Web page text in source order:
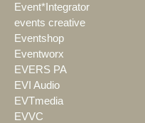
Event*Integrator
events creative
Eventshop
Eventworx
EVERS PA
EVI Audio
EVTmedia
EVVC